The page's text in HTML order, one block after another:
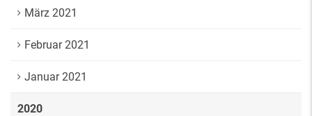
März 2021
Februar 2021
Januar 2021
2020